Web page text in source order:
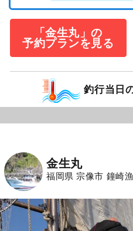
「金生丸」の
予約プランを見る
釣行当日
金生丸
福岡県 宗像市 鐘崎